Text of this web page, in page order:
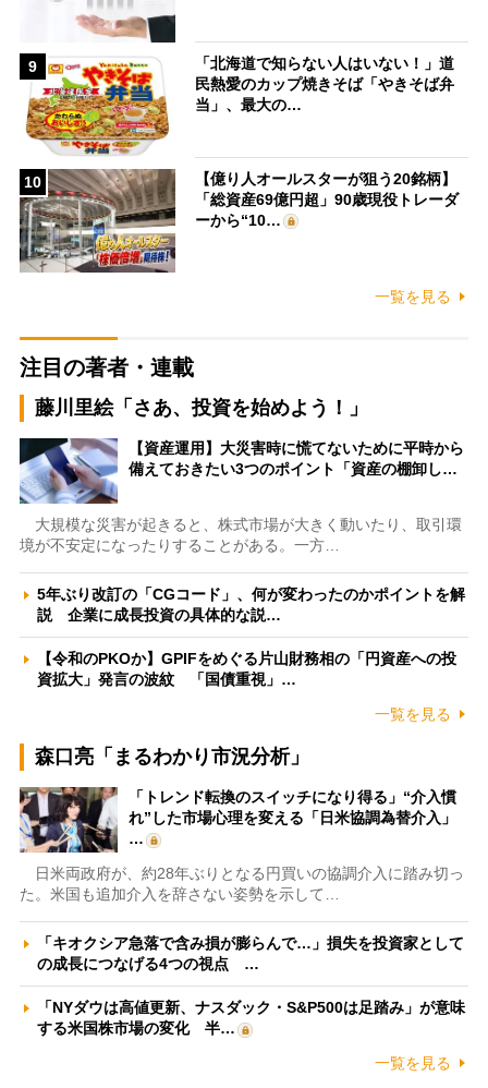
9
「北海道で知らない人はいない！」道
民熱愛のカップ焼きそば「やきそば弁
当」、最大の…
10
【億り人オールスターが狙う20銘柄】
「総資産69億円超」90歳現役トレーダ
ーから“10…
一覧を見る
注目の著者・連載
藤川里絵「さあ、投資を始めよう！」
【資産運用】大災害時に慌てないために平時から
備えておきたい3つのポイント「資産の棚卸し…
大規模な災害が起きると、株式市場が大きく動いたり、取引環
境が不安定になったりすることがある。一方…
5年ぶり改訂の「CGコード」、何が変わったのかポイントを解
説 企業に成長投資の具体的な説…
【令和のPKOか】GPIFをめぐる片山財務相の「円資産への投
資拡大」発言の波紋 「国債重視」…
一覧を見る
森口亮「まるわかり市況分析」
「トレンド転換のスイッチになり得る」“介入慣
れ”した市場心理を変える「日米協調為替介入」
…
日米両政府が、約28年ぶりとなる円買いの協調介入に踏み切っ
た。米国も追加介入を辞さない姿勢を示して…
「キオクシア急落で含み損が膨らんで…」損失を投資家として
の成長につなげる4つの視点 …
「NYダウは高値更新、ナスダック・S&P500は足踏み」が意味
する米国株市場の変化 半…
一覧を見る